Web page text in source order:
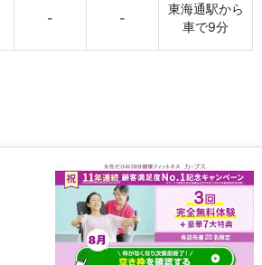
- -
東海通駅から
車で9分